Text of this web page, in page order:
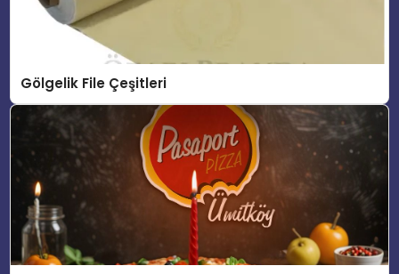
Gölgelik File Çeşitleri